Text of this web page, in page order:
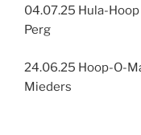
04.07.25 Hula-
Perg
24.06.25 Hoop-O-
Mieders